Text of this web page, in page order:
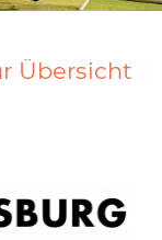
Übersicht